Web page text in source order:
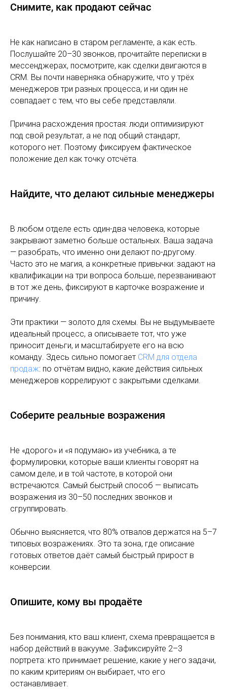
Снимите, как продают сейчас
Не как написано в старом регламенте, а как есть.
Послушайте 20–30 звонков, прочитайте переписки в
мессенджерах, посмотрите, как сделки двигаются в
CRM. Вы почти наверняка обнаружите, что у трёх
менеджеров три разных процесса, и ни один не
совпадает с тем, что вы себе представляли.
Причина расхождения простая: люди оптимизируют
под свой результат, а не под общий стандарт,
которого нет. Поэтому фиксируем фактическое
положение дел как точку отсчёта.
Найдите, что делают сильные менеджеры
В любом отделе есть один-два человека, которые
закрывают заметно больше остальных. Ваша задача
— разобрать, что именно они делают по-другому.
Часто это не магия, а конкретные привычки: задают на
квалификации на три вопроса больше, перезванивают
в тот же день, фиксируют в карточке возражение и
причину.
Эти практики — золото для схемы. Вы не выдумываете
идеальный процесс, а описываете тот, что уже
приносит деньги, и масштабируете его на всю
команду. Здесь сильно помогает CRM для отдела
продаж: по отчётам видно, какие действия сильных
менеджеров коррелируют с закрытыми сделками.
Соберите реальные возражения
Не «дорого» и «я подумаю» из учебника, а те
формулировки, которые ваши клиенты говорят на
самом деле, и в той частоте, в которой они
встречаются. Самый быстрый способ — выписать
возражения из 30–50 последних звонков и
сгруппировать.
Обычно выясняется, что 80% отвалов держатся на 5–7
типовых возражениях. Это та зона, где описание
готовых ответов даёт самый быстрый прирост в
конверсии.
Опишите, кому вы продаёте
Без понимания, кто ваш клиент, схема превращается в
набор действий в вакууме. Зафиксируйте 2–3
портрета: кто принимает решение, какие у него задачи,
по каким критериям он выбирает, что его
останавливает.